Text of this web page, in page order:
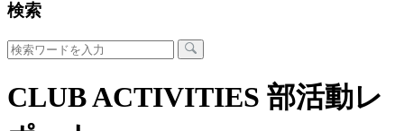
検索
CLUB ACTIVITIES 部活動レ